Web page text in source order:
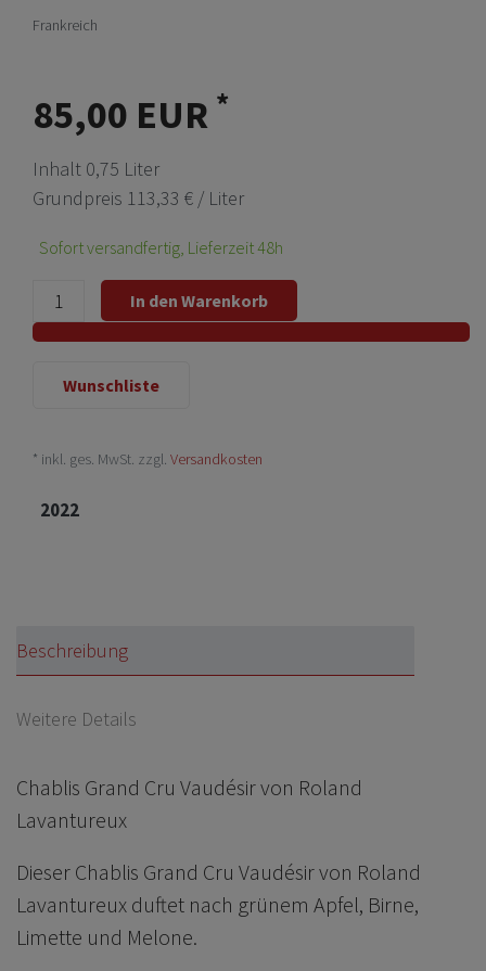
Frankreich
85,00 EUR *
Inhalt 0,75 Liter
Grundpreis 113,33 € / Liter
Sofort versandfertig, Lieferzeit 48h
In den Warenkorb
Wunschliste
* inkl. ges. MwSt. zzgl. Versandkosten
2022
Beschreibung
Weitere Details
Chablis Grand Cru Vaudésir von Roland
Lavantureux
Dieser Chablis Grand Cru Vaudésir von Roland
Lavantureux duftet nach grünem Apfel, Birne,
Limette und Melone.